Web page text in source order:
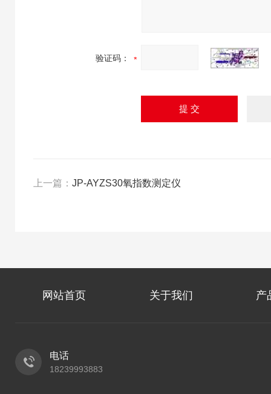
验证码：
上一篇： JP-AYZS30氧指数测定仪
网站首页 关于我们 产
电话
18239993883